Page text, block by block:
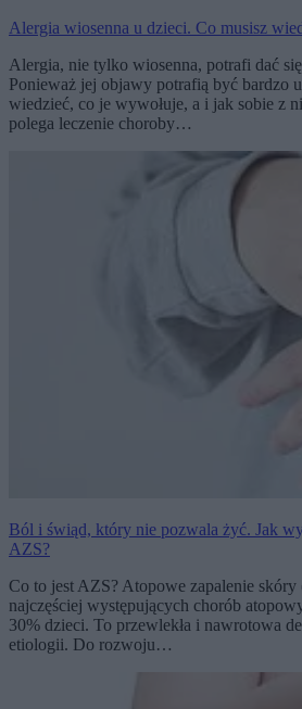
Alergia wiosenna u dzieci. Co musisz
Alergia, nie tylko wiosenna, potrafi dać
Ponieważ jej objawy potrafią być bardzo
wiedzieć, co je wywołuje, a i jak sobie z
polega leczenie choroby…
Ból i świąd, który nie pozwala żyć. Jak
AZS?
Co to jest AZS? Atopowe zapalenie
najczęściej występujących chorób
30% dzieci. To przewlekła i nawrotowa
etiologii. Do rozwoju…